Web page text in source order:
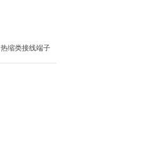
热缩类接线端子